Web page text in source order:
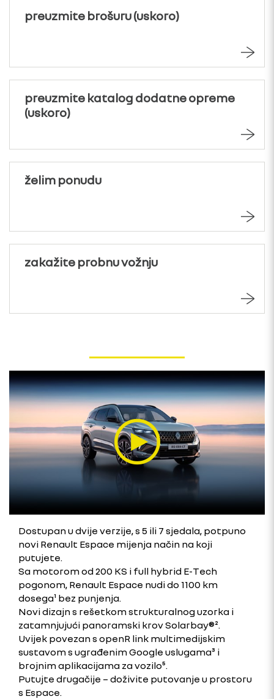
preuzmite brošuru (uskoro)
preuzmite katalog dodatne opreme
(uskoro)
želim ponudu
zakažite probnu vožnju
Dostupan u dvije verzije, s 5 ili 7 sjedala, potpuno
novi Renault Espace mijenja način na koji
putujete.
Sa motorom od 200 KS i full hybrid E-Tech
pogonom, Renault Espace nudi do 1100 km
dosega¹ bez punjenja.
Novi dizajn s rešetkom strukturalnog uzorka i
zatamnjujući panoramski krov Solarbay®².
Uvijek povezan s openR link multimedijskim
sustavom s ugrađenim Google uslugama³ i
brojnim aplikacijama za vozilo⁵.
Putujte drugačije – doživite putovanje u prostoru
s Espace.